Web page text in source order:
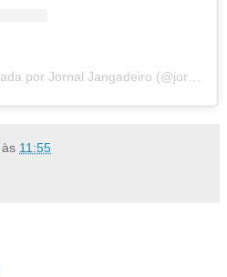
Uma publicação compartilhada por Jornal Jangadeiro (@jornaljangadeiro)
às 11:55